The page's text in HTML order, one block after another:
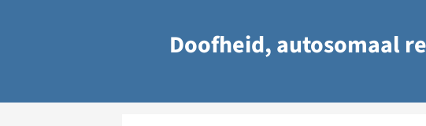
Doofheid, autosomaal